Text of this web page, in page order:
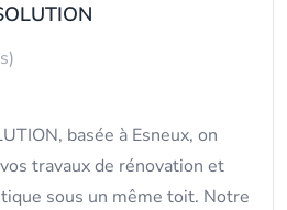
basée à Esneux, on
travaux de rénovation et
sous un même toit. Notre